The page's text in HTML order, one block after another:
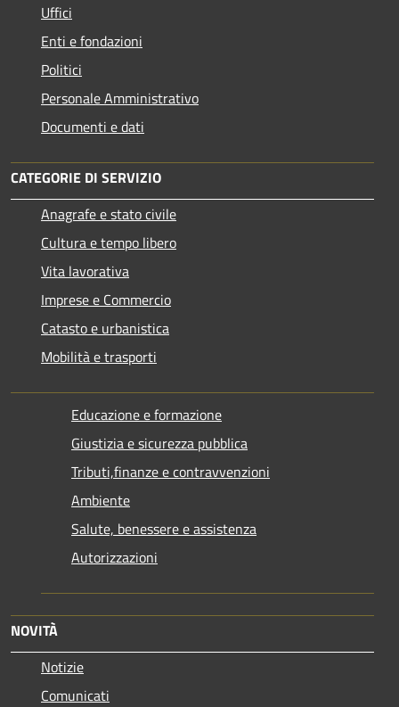
Uffici
Enti e fondazioni
Politici
Personale Amministrativo
Documenti e dati
CATEGORIE DI SERVIZIO
Anagrafe e stato civile
Cultura e tempo libero
Vita lavorativa
Imprese e Commercio
Catasto e urbanistica
Mobilità e trasporti
Educazione e formazione
Giustizia e sicurezza pubblica
Tributi,finanze e contravvenzioni
Ambiente
Salute, benessere e assistenza
Autorizzazioni
NOVITÀ
Notizie
Comunicati